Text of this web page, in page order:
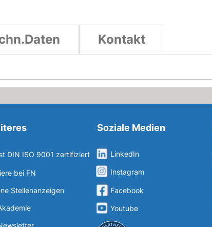
Kontakt
DIN ISO 9001 zertifiziert
bei FN
Stellenanzeigen
Soziale Medien
LinkedIn
Instagram
Facebook
Youtube